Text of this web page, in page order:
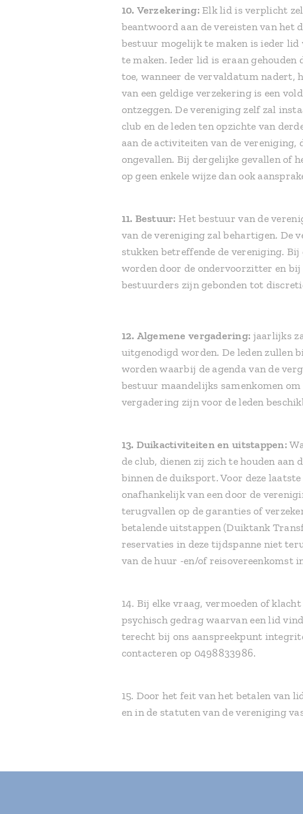
10. Verzekering:Elk lid is verplicht
beantwoord aan de vereisten van het
bestuur mogelijk te maken is ieder
te maken. Ieder lid is eraan
toe, wanneer de vervaldatum nadert,
van een geldige verzekering is een
ontzeggen. De vereniging zelf zal
club en de leden ten opzichte van
aan de activiteiten van de
ongevallen. Bij dergelijke gevallen of
op geen enkele wijze dan ook
11. Bestuur:Het bestuur van de
van de vereniging zal behartigen. De
stukken betreffende de vereniging.
worden door de ondervoorzitter en
bestuurders zijn gebonden tot
12. Algemene vergadering: jaarlijks
uitgenodigd worden. De leden zullen
worden waarbij de agenda van de
bestuur maandelijks samenkomen
vergadering zijn voor de leden
13. Duikactiviteiten en uitstappen:
de club, dienen zij zich te houden aan
binnen de duiksport. Voor deze
onafhankelijk van een door de
terugvallen op de garanties of
betalende uitstappen (Duiktank
reservaties in deze tijdspanne niet
van de huur -en/of reisovereenkomst
14. Bij elke vraag, vermoeden of
psychisch gedrag waarvan een lid
terecht bij ons aanspreekpunt
contacteren op 0498833986.
15. Door het feit van het betalen van
en in de statuten van de vereniging